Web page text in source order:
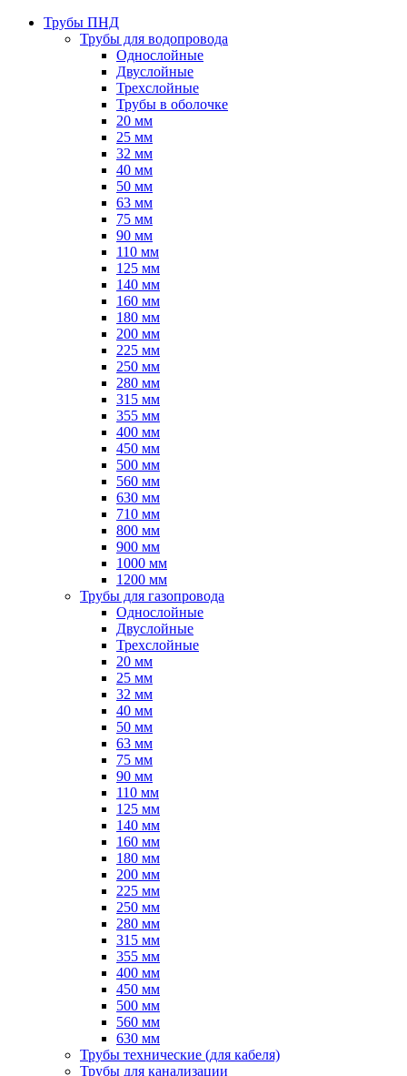
Трубы ПНД
Трубы для водопровода
Однослойные
Двуслойные
Трехслойные
Трубы в оболочке
20 мм
25 мм
32 мм
40 мм
50 мм
63 мм
75 мм
90 мм
110 мм
125 мм
140 мм
160 мм
180 мм
200 мм
225 мм
250 мм
280 мм
315 мм
355 мм
400 мм
450 мм
500 мм
560 мм
630 мм
710 мм
800 мм
900 мм
1000 мм
1200 мм
Трубы для газопровода
Однослойные
Двуслойные
Трехслойные
20 мм
25 мм
32 мм
40 мм
50 мм
63 мм
75 мм
90 мм
110 мм
125 мм
140 мм
160 мм
180 мм
200 мм
225 мм
250 мм
280 мм
315 мм
355 мм
400 мм
450 мм
500 мм
560 мм
630 мм
Трубы технические (для кабеля)
Трубы для канализации